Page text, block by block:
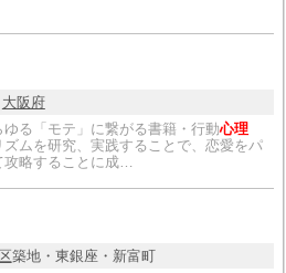
大阪府
ゆる「モテ」に繋がる書籍・行動心理
ズムを研究、実践することで、恋愛をパ
攻略することに成…
築地・東銀座・新富町